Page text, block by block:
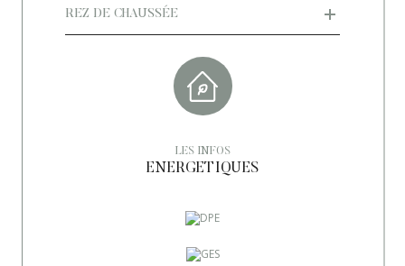
REZ DE CHAUSSÉE
LES INFOS
ENERGETIQUES